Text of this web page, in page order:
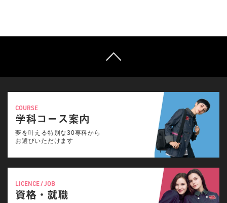
COURSE
学科コース案内
夢を叶える特別な30専科から
お選びいただけます
LICENCE / JOB
資格・就職